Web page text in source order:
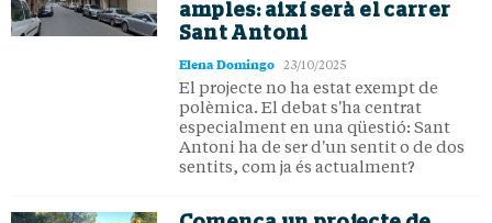
amples: així serà el carrer
Sant Antoni
Elena Domingo 23/10/2025
El projecte no ha estat exempt de
polèmica. El debat s'ha centrat
especialment en una qüestió: Sant
Antoni ha de ser d'un sentit o de dos
sentits, com ja és actualment?